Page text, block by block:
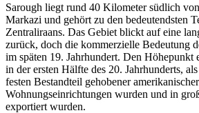
Sarough liegt rund 40 Kilometer südlich
Markazi und gehört zu den bedeutendsten
Zentraliraans. Das Gebiet blickt auf eine
zurück, doch die kommerzielle Bedeutung
im späten 19. Jahrhundert. Den Höhepunkt
in der ersten Hälfte des 20. Jahrhunderts,
festen Bestandteil gehobener amerikanischer
Wohnungseinrichtungen wurden und in
exportiert wurden.